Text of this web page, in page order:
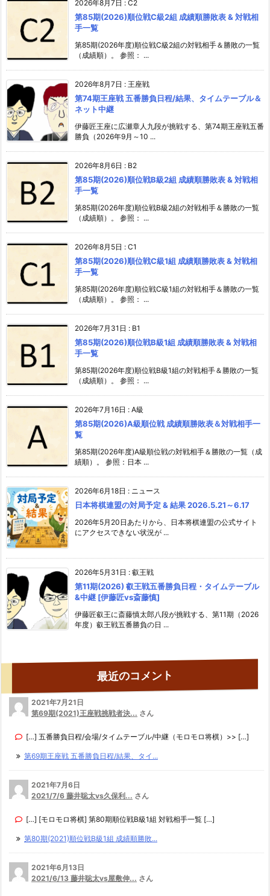
2026年8月7日 : C2
第85期(2026)順位戦C級2組 成績順勝敗表 & 対戦相
手一覧
第85期(2026年度)順位戦C級2組の対戦相手＆勝敗の一覧
（成績順）。 参照： ...
2026年8月7日 : 王座戦
第74期王座戦 五番勝負日程/結果、タイムテーブル＆
ネット中継
伊藤匠王座に広瀬章人九段が挑戦する、第74期王座戦五番
勝負（2026年9月～10 ...
2026年8月6日 : B2
第85期(2026)順位戦B級2組 成績順勝敗表 & 対戦相
手一覧
第85期(2026年度)順位戦B級2組の対戦相手＆勝敗の一覧
（成績順）。 参照： ...
2026年8月5日 : C1
第85期(2026)順位戦C級1組 成績順勝敗表 & 対戦相
手一覧
第85期(2026年度)順位戦C級1組の対戦相手＆勝敗の一覧
（成績順）。 参照： ...
2026年7月31日 : B1
第85期(2026)順位戦B級1組 成績順勝敗表 & 対戦相
手一覧
第85期(2026年度)順位戦B級1組の対戦相手＆勝敗の一覧
（成績順）。 参照： ...
2026年7月16日 : A級
第85期(2026)A級順位戦 成績順勝敗表＆対戦相手一
覧
第85期(2026年度)A級順位戦の対戦相手＆勝敗の一覧（成
績順）。 参照：日本 ...
2026年6月18日 : ニュース
日本将棋連盟の対局予定 & 結果 2026.5.21～6.17
2026年5月20日あたりから、日本将棋連盟の公式サイト
にアクセスできない状況が ...
2026年5月31日 : 叡王戦
第11期(2026) 叡王戦五番勝負日程・タイムテーブル
&中継 [伊藤匠vs斎藤慎]
伊藤匠叡王に斎藤慎太郎八段が挑戦する、第11期（2026
年度）叡王戦五番勝負の日 ...
最近のコメント
2021年7月21日
第69期(2021)王座戦挑戦者決... さん
[…] 五番勝負日程/会場/タイムテーブル/中継（モロモロ将棋）>> […]
第69期王座戦 五番勝負日程/結果、タイ...
2021年7月6日
2021/7/6 藤井聡太vs久保利... さん
[…] [モロモロ将棋] 第80期順位戦B級1組 対戦相手一覧 […]
第80期(2021)順位戦B級1組 成績順勝敗...
2021年6月13日
2021/6/13 藤井聡太vs屋敷伸... さん